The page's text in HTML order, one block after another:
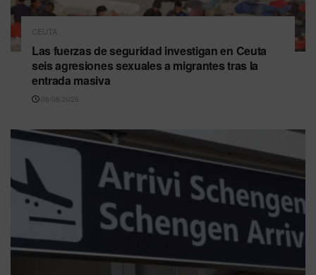
CEUTA
Las fuerzas de seguridad investigan en Ceuta
seis agresiones sexuales a migrantes tras la
entrada masiva
08/08/2026